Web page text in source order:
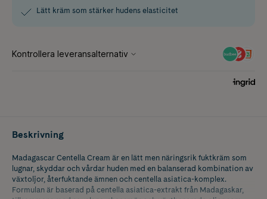
Lätt kräm som stärker hudens elasticitet
Beskrivning
Madagascar Centella Cream är en lätt men näringsrik fuktkräm som
lugnar, skyddar och vårdar huden med en balanserad kombination av
växtoljor, återfuktande ämnen och centella asiatica-komplex.
Formulan är baserad på centella asiatica-extrakt från Madagaskar,